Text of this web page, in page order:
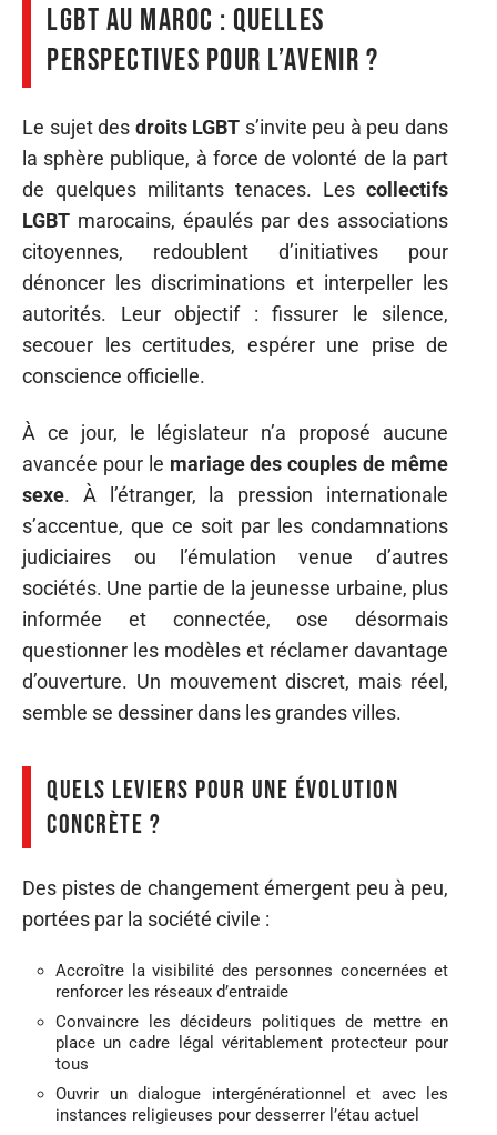
LGBT au Maroc : quelles
perspectives pour l’avenir ?
Le sujet des droits LGBT s’invite peu à peu dans
la sphère publique, à force de volonté de la part
de quelques militants tenaces. Les collectifs
LGBT marocains, épaulés par des associations
citoyennes, redoublent d’initiatives pour
dénoncer les discriminations et interpeller les
autorités. Leur objectif : fissurer le silence,
secouer les certitudes, espérer une prise de
conscience officielle.
À ce jour, le législateur n’a proposé aucune
avancée pour le mariage des couples de même
sexe. À l’étranger, la pression internationale
s’accentue, que ce soit par les condamnations
judiciaires ou l’émulation venue d’autres
sociétés. Une partie de la jeunesse urbaine, plus
informée et connectée, ose désormais
questionner les modèles et réclamer davantage
d’ouverture. Un mouvement discret, mais réel,
semble se dessiner dans les grandes villes.
Quels leviers pour une évolution
concrète ?
Des pistes de changement émergent peu à peu,
portées par la société civile :
Accroître la visibilité des personnes concernées et
renforcer les réseaux d’entraide
Convaincre les décideurs politiques de mettre en
place un cadre légal véritablement protecteur pour
tous
Ouvrir un dialogue intergénérationnel et avec les
instances religieuses pour desserrer l’étau actuel